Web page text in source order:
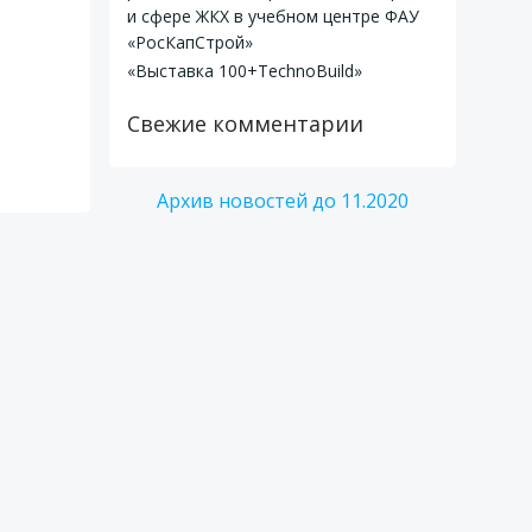
и сфере ЖКХ в учебном центре ФАУ
«РосКапСтрой»
«Выставка 100+TechnoBuild»
Свежие комментарии
Архив новостей до 11.2020